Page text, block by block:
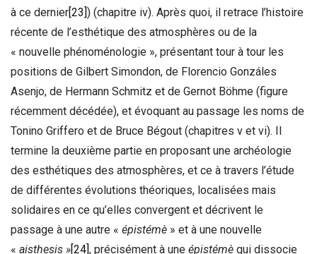
à ce dernier[23]) (chapitre iv). Après quoi, il retrace l’histoire
récente de l’esthétique des atmosphères ou de la
« nouvelle phénoménologie », présentant tour à tour les
positions de Gilbert Simondon, de Florencio Gonzáles
Asenjo, de Hermann Schmitz et de Gernot Böhme (figure
récemment décédée), et évoquant au passage les noms de
Tonino Griffero et de Bruce Bégout (chapitres v et vi). Il
termine la deuxième partie en proposant une archéologie
des esthétiques des atmosphères, et ce à travers l’étude
de différentes évolutions théoriques, localisées mais
solidaires en ce qu’elles convergent et décrivent le
passage à une autre « épistémè » et à une nouvelle
« aisthesis »[24], précisément à une épistémè qui dissocie